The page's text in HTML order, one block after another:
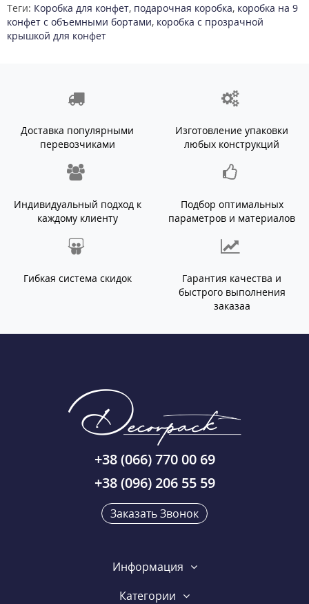
Теги: Коробка для конфет, подарочная коробка, коробка на 9
конфет с объемными бортами, коробка с прозрачной
крышкой для конфет
Доставка популярными
перевозчиками
Изготовление упаковки
любых конструкций
Индивидуальный подход к
каждому клиенту
Подбор оптимальных
параметров и материалов
Гибкая система скидок
Гарантия качества и
быстрого выполнения
заказаа
+38 (066) 770 00 69
+38 (096) 206 55 59
Заказать Звонок
Информация
Категории